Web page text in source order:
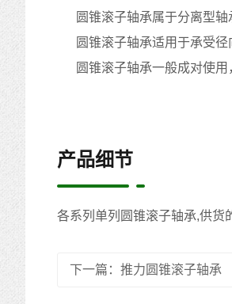
圆锥滚子轴承属于分离型轴
圆锥滚子轴承适用于承受径
圆锥滚子轴承一般成对使用
产品细节
各系列单列圆锥滚子轴承,供货
下一篇： 推力圆锥滚子轴承